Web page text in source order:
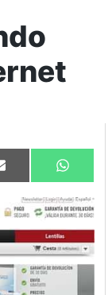
Compartir
en
Email
en